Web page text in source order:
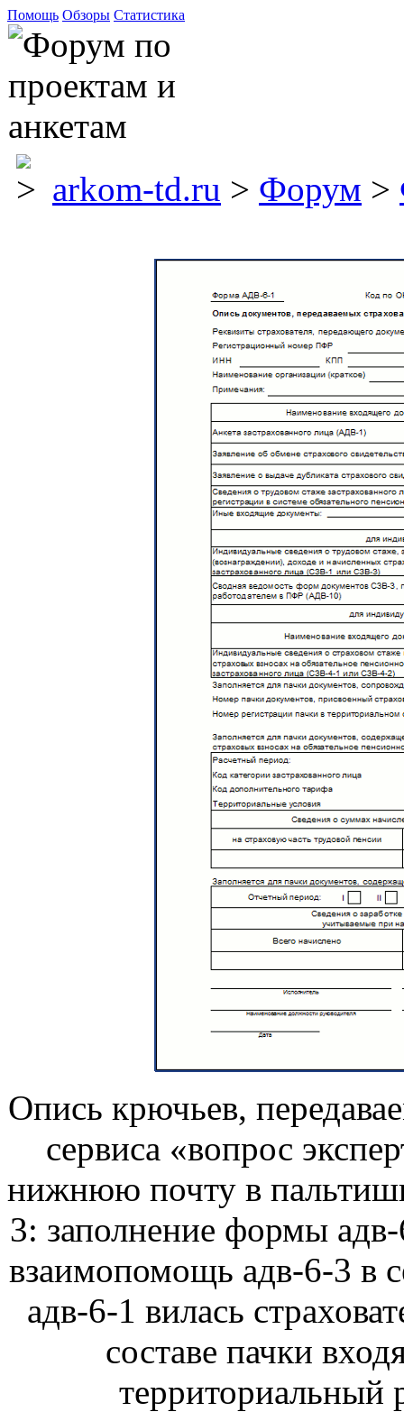
Помощь Обзоры Статистика
arkom-td.ru > Форум >
Опись крючьев,
сервиса «вопрос
нижнюю почту в
3: заполнение формы
взаимопомощь адв-6-3 в
адв-6-1 вилась
составе пачки
территориальный